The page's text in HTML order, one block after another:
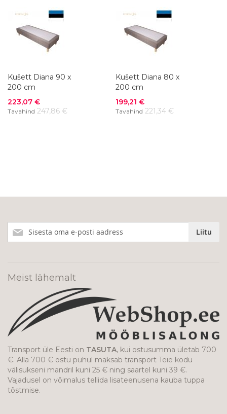
Kušett Diana 90 x
200 cm
Soodushind
223,07 €
Tavahind 247,86 €
Kušett Diana 80 x
200 cm
Soodushind
199,21 €
Tavahind 221,34 €
meie
Liitu
Meist lähemalt
Transport üle Eesti on TASUTA, kui ostusumma ületab 700
€. Alla 700 € ostu puhul maksab transport Teie kodu
välisukseni mandril kuni 25 € ning saartel kuni 39 €.
Vajadusel on võimalus tellida lisateenusena kauba tuppa
tõstmise.